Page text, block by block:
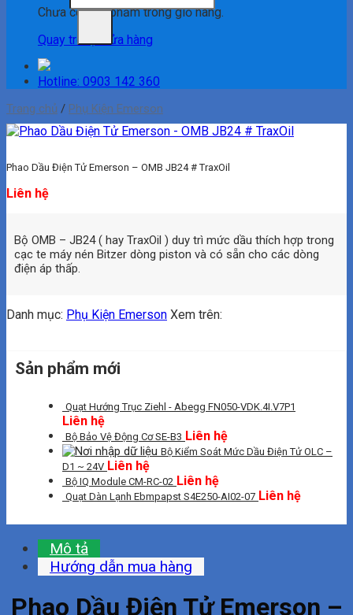
Chưa có sản phẩm trong giỏ hàng.
Quay trở lại cửa hàng
Hotline: 0903 142 360
Trang chủ / Phụ Kiện Emerson
Phao Dầu Điện Tử Emerson – OMB JB24 # TraxOil
Liên hệ
Bộ OMB – JB24 ( hay TraxOil ) duy trì mức dầu thích hợp trong
cạc te máy nén Bitzer dòng piston và có sẵn cho các dòng
điện áp thấp.
Danh mục: Phụ Kiện Emerson Xem trên:
Sản phẩm mới
Quạt Hướng Trục Ziehl - Abegg FN050-VDK.4I.V7P1
Liên hệ
Bộ Bảo Vệ Động Cơ SE-B3 Liên hệ
Bộ Kiểm Soát Mức Dầu Điện Tử OLC –
D1 ~ 24V Liên hệ
Bộ IQ Module CM-RC-02 Liên hệ
Quạt Dàn Lạnh Ebmpapst S4E250-AI02-07 Liên hệ
Mô tả
Hướng dẫn mua hàng
Phao Dầu Điện Tử Emerson –